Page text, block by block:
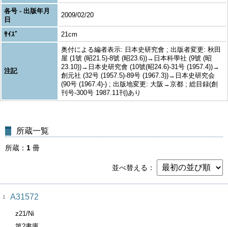
各号 - 出版年月
日
2009/02/20
ｻｲｽﾞ 21cm
注記
奥付による編者表示: 日本史研究會 ; 出版者変更: 秋田
屋 (1號 (昭21.5)-8號 (昭23.6))→日本科學社 (9號 (昭
23.10))→日本史研究會 (10號(昭24.6)-31号 (1957.4))→
創元社 (32号 (1957.5)-89号 (1967.3))→日本史研究会
(90号 (1967.4)-) ; 出版地変更: 大阪→京都 ; 総目録(創
刊号-300号 1987.11刊)あり
所蔵一覧
所蔵 1 冊
並べ替える
1 A31572
z21/Ni